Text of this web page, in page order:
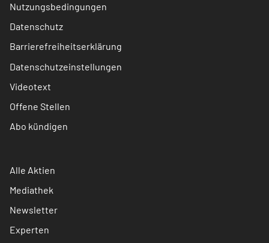
Nutzungsbedingungen
Datenschutz
Barrierefreiheitserklärung
Datenschutzeinstellungen
Videotext
Offene Stellen
Abo kündigen
Alle Aktien
Mediathek
Newsletter
Experten